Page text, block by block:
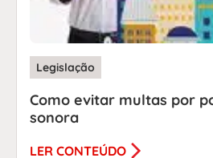
Legislação
Como evitar multas por
sonora
LER CONTEÚDO